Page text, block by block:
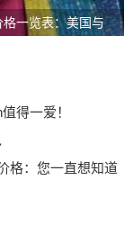
一览表：美国与
得一爱！
格：您一直想知道